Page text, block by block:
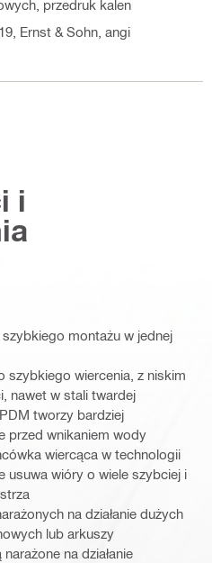
przedruk kalen
Ernst & Sohn , angi
i
montażu w jednej
szybkiego wiercenia, z niskim
nawet w stali twardej
tworzy bardziej
przed wnikaniem wody
wiercąca w technologii
usuwa wióry o wiele szybciej i
na działanie dużych
lub arkuszy
na działanie